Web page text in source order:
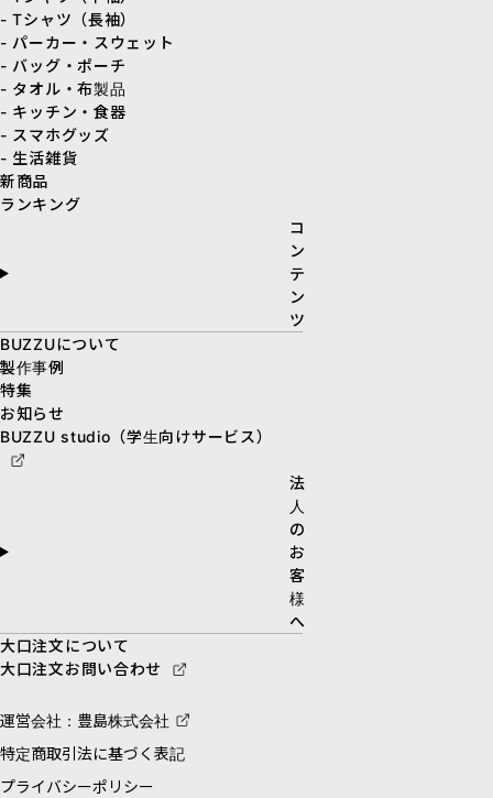
- Tシャツ（長袖）
- パーカー・スウェット
- バッグ・ポーチ
- タオル・布製品
- キッチン・食器
- スマホグッズ
- 生活雑貨
新商品
ランキング
コ
ン
テ
ン
ツ
BUZZUについて
製作事例
特集
お知らせ
BUZZU studio（学生向けサービス）
法
人
の
お
客
様
へ
大口注文について
大口注文お問い合わせ
運営会社：豊島株式会社
特定商取引法に基づく表記
プライバシーポリシー